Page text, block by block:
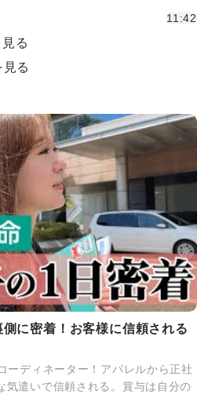
11:42
る
る
側に密着！お客様に信頼される
ーディネーター！アパレルから正社
気遣いで信頼される。賞与は自分の